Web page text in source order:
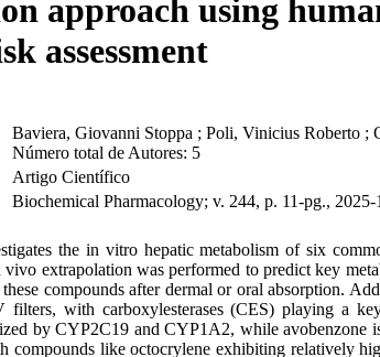
approach using
assessment
Baviera, Giovanni Stoppa ; Poli, Vinicius Roberto ;
Número total de Autores: 5
Artigo Científico
Biochemical Pharmacology; v. 244, p. 11-pg., 2025-
the in vitro hepatic metabolism of six
extrapolation was performed to predict key
these compounds after dermal or oral absorption.
filters, with carboxylesterases (CES) playing a
by CYP2C19 and CYP1A2, while
compounds like octocrylene exhibiting relatively